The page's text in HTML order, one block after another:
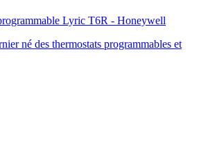
Lyric T6R - Honeywell
né des thermostats programmables et